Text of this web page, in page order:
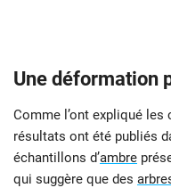
Une déformation
Comme l’ont expliqué les
résultats ont été publiés
échantillons d’ambre
qui suggère que des